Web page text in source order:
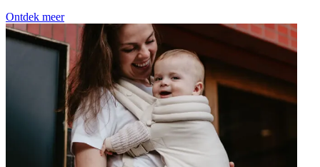
Ontdek meer